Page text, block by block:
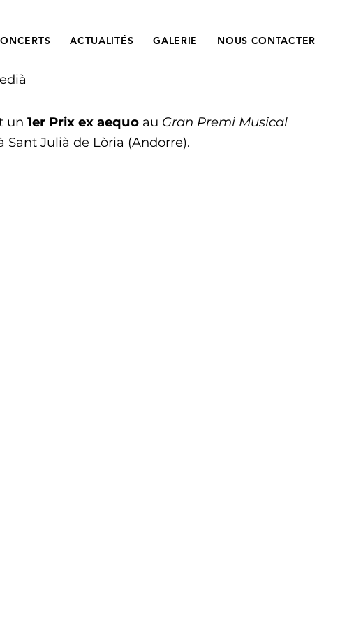
ACTUALITÉS GALERIE NOUS CONTACTER
un 1er Prix ex aequoau Gran Premi Musical
Sant Julià de Lòria (Andorre).